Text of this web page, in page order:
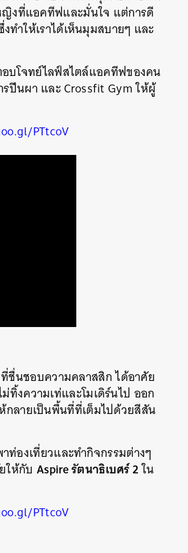
ญิงที่แอคทีฟและมั่นใจ แต่การดี
ำให้เราได้เห็นมุมสบายๆ และ
บโจทย์ไลฟ์สไตล์แอคทีฟของคน
รปีนผา และ Crossfit Gym ให้ผู้
PTtcoV
ที่ชื่นชอบความคลาสสิก ได้อาศัย
งความเท่และโมเดิร์นไป ออก
ลายเป็นพื้นที่ที่เต็มไปด้วยสีสัน
ท่องเที่ยวและทำกิจกรรมต่างๆ
ให้กับ Aspire รัตนาธิเบศร์ 2ใน
PTtcoV